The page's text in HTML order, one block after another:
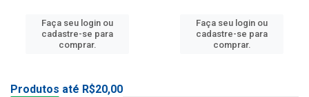
Faça seu login ou
cadastre-se para
comprar.
Faça seu login ou
cadastre-se para
comprar.
Produtos até R$20,00